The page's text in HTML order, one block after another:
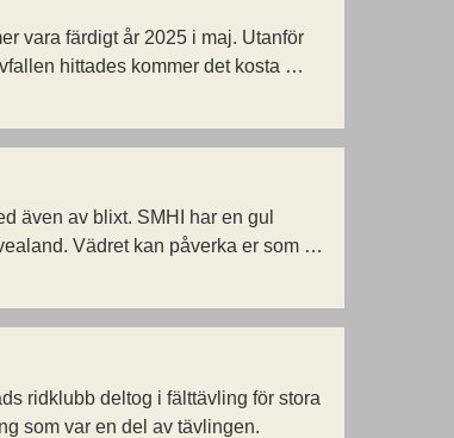
vara färdigt år 2025 i maj. Utanför
hittades kommer det kosta …
även av blixt. SMHI har en gul
Vädret kan påverka er som …
ridklubb deltog i fälttävling för stora
som var en del av tävlingen.